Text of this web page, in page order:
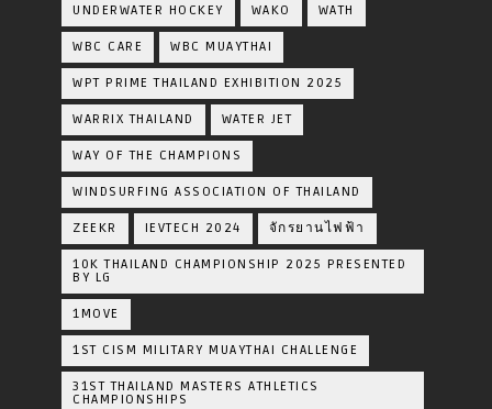
UNDERWATER HOCKEY WAKO WATH
WBC CARE WBC MUAYTHAI
WPT PRIME THAILAND EXHIBITION 2025
WARRIX THAILAND WATER JET
WAY OF THE CHAMPIONS
WINDSURFING ASSOCIATION OF THAILAND
ZEEKR IEVTECH 2024 จักรยานไฟฟ้า
10K THAILAND CHAMPIONSHIP 2025 PRESENTED
BY LG
1MOVE
1ST CISM MILITARY MUAYTHAI CHALLENGE
31ST THAILAND MASTERS ATHLETICS
CHAMPIONSHIPS